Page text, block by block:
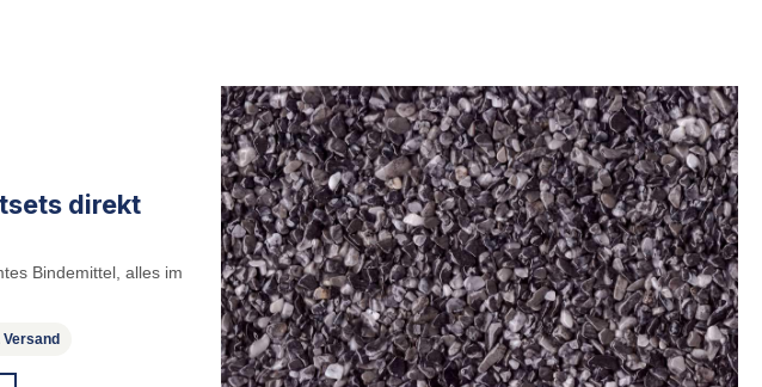
direkt
Bindemittel, alles im
Versand